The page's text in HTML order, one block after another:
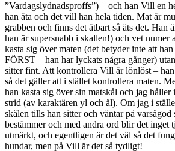
”Vardagslydnadsproffs”) – och han Vill en
han äta och det vill han hela tiden. Mat är
grabben och finns det ätbart så äts det. Han
han är supersnabb i skallen!) och vet numer
kasta sig över maten (det betyder inte att
FÖRST – han har lyckats några gånger)
sitter fint. Att kontrollera Vill är lönlöst –
så det gäller att i stället kontrollera maten.
han kasta sig över sin matskål och jag
strid (av karaktären yl och ål). Om jag i
skålen tills han sitter och väntar på
bestämmer och med andra ord blir det inget
utmärkt, och egentligen är det väl så det
hundar, men på Vill är det så tydligt!